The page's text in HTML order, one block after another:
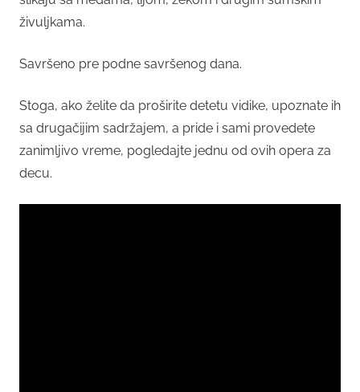
živuljkama.
Savršeno pre podne savršenog dana.
Stoga, ako želite da proširite detetu vidike, upoznate ih
sa drugačijim sadržajem, a pride i sami provedete
zanimljivo vreme, pogledajte jednu od ovih opera za
decu.